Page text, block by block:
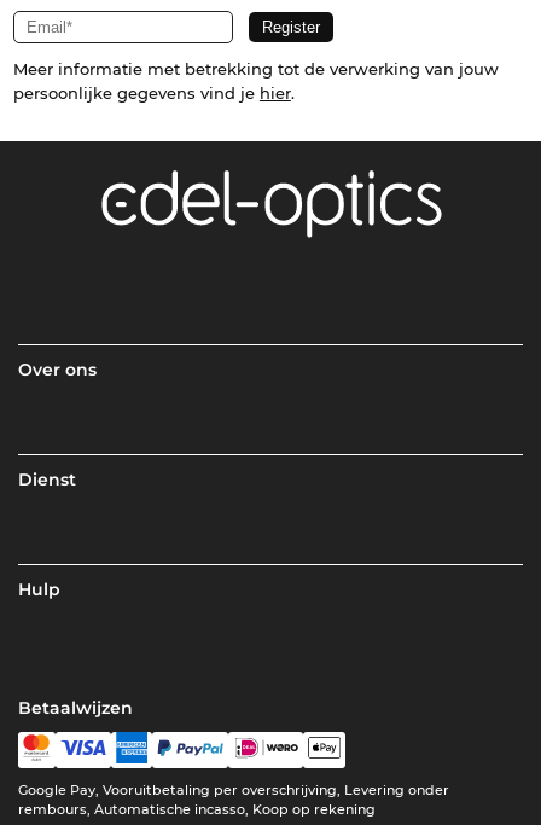
Meer informatie met betrekking tot de verwerking van jouw
persoonlijke gegevens vind je hier.
Over ons
Dienst
Hulp
Betaalwijzen
Google Pay, Vooruitbetaling per overschrijving, Levering onder
rembours, Automatische incasso, Koop op rekening